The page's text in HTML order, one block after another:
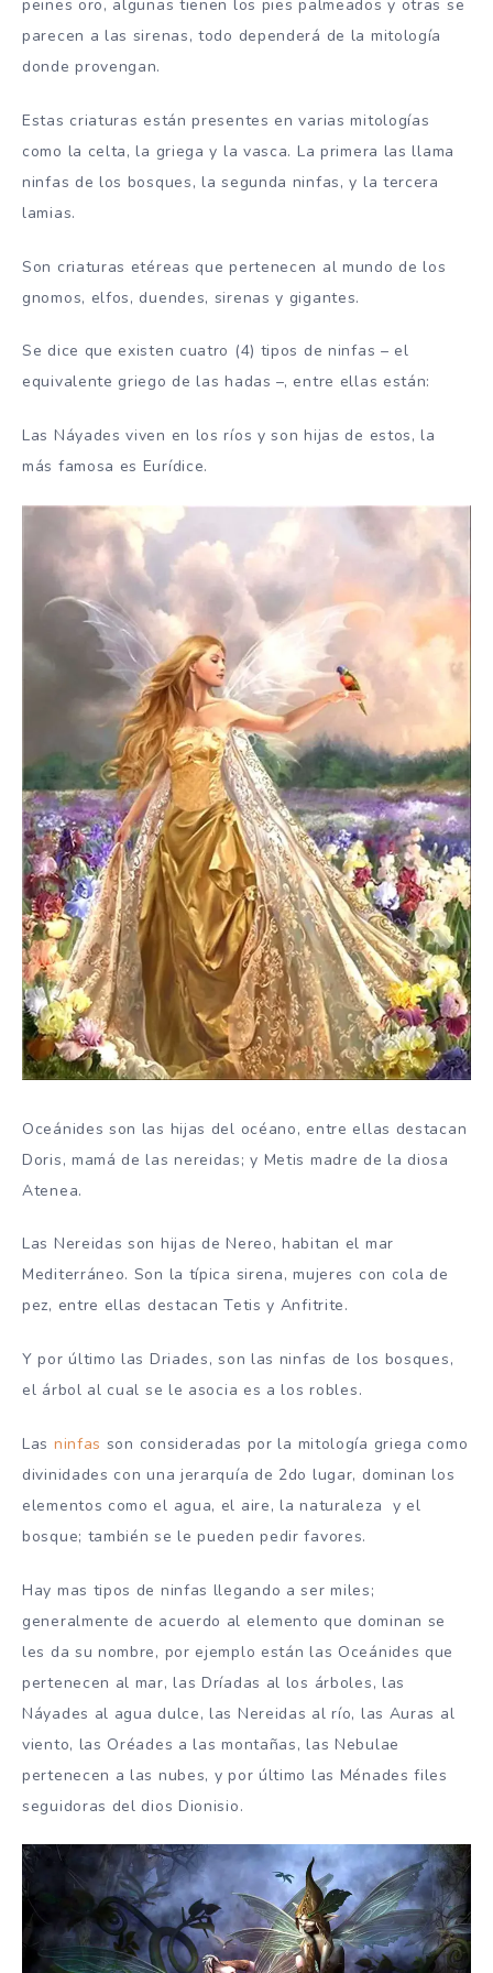
peines oro, algunas tienen los pies palmeados y otras se
parecen a las sirenas, todo dependerá de la mitología
donde provengan.
Estas criaturas están presentes en varias mitologías
como la celta, la griega y la vasca. La primera las llama
ninfas de los bosques, la segunda ninfas, y la tercera
lamias.
Son criaturas etéreas que pertenecen al mundo de los
gnomos, elfos, duendes, sirenas y gigantes.
Se dice que existen cuatro (4) tipos de ninfas – el
equivalente griego de las hadas –, entre ellas están:
Las Náyades viven en los ríos y son hijas de estos, la
más famosa es Eurídice.
Oceánides son las hijas del océano, entre ellas destacan
Doris, mamá de las nereidas; y Metis madre de la diosa
Atenea.
Las Nereidas son hijas de Nereo, habitan el mar
Mediterráneo. Son la típica sirena, mujeres con cola de
pez, entre ellas destacan Tetis y Anfitrite.
Y por último las Driades, son las ninfas de los bosques,
el árbol al cual se le asocia es a los robles.
Las ninfas son consideradas por la mitología griega como
divinidades con una jerarquía de 2do lugar, dominan los
elementos como el agua, el aire, la naturaleza y el
bosque; también se le pueden pedir favores.
Hay mas tipos de ninfas llegando a ser miles;
generalmente de acuerdo al elemento que dominan se
les da su nombre, por ejemplo están las Oceánides que
pertenecen al mar, las Dríadas al los árboles, las
Náyades al agua dulce, las Nereidas al río, las Auras al
viento, las Oréades a las montañas, las Nebulae
pertenecen a las nubes, y por último las Ménades files
seguidoras del dios Dionisio.